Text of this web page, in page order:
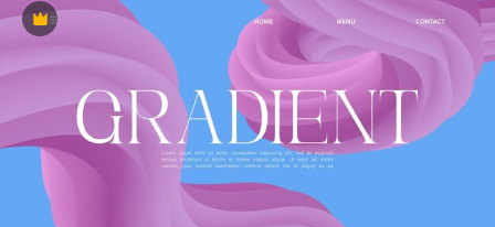
Premium